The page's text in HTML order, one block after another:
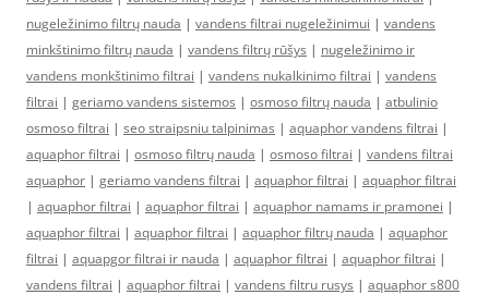
nugeležinimo filtrų nauda | vandens filtrai nugeležinimui | vandens
minkštinimo filtrų nauda | vandens filtrų rūšys | nugeležinimo ir
vandens monkštinimo filtrai | vandens nukalkinimo filtrai | vandens
filtrai | geriamo vandens sistemos | osmoso filtrų nauda | atbulinio
osmoso filtrai | seo straipsniu talpinimas | aquaphor vandens filtrai |
aquaphor filtrai | osmoso filtrų nauda | osmoso filtrai | vandens filtrai
aquaphor | geriamo vandens filtrai | aquaphor filtrai | aquaphor filtrai
| aquaphor filtrai | aquaphor filtrai | aquaphor namams ir pramonei |
aquaphor filtrai | aquaphor filtrai | aquaphor filtrų nauda | aquaphor
filtrai | aquapgor filtrai ir nauda | aquaphor filtrai | aquaphor filtrai |
vandens filtrai | aquaphor filtrai | vandens filtru rusys | aquaphor s800